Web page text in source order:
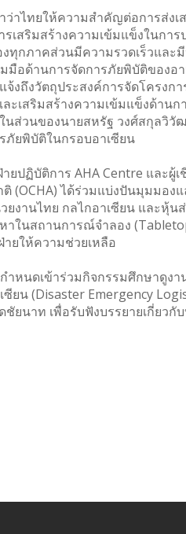
ว่าไทยให้ความสำคัญต่อการส่
เสริมสร้างความเข้มแข็งในก
ทุกภาคส่วนมีความรวดเร็วแล
อด้านการจัดการภัยพิบัติของอ
ถึงวัตถุประสงค์การจัดโครงกา
ะเสริมสร้างความเข้มแข็งด้าน
นส่วนของนายสหรัฐ วงศ์สกุลวิ
ภัยพิบัติในกรอบอาเซียน
ยปฏิบัติการ AHA Centre และ
(OCHA) ได้ร่วมแบ่งปันมุมมอง
งานไทย กลไกอาเซียน และหุ้น
ในสถานการณ์จำลอง
ายให้ความช่วยเหลือ
หนดเข้าร่วมกิจกรรมศึกษาดูง
น (Disaster Emergency
ยนาท เพื่อรับฟังบรรยายเกี่ยวกั